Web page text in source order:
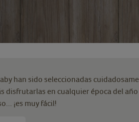
han sido seleccionadas
disfrutarlas en cualquier época del
¡es muy fácil!